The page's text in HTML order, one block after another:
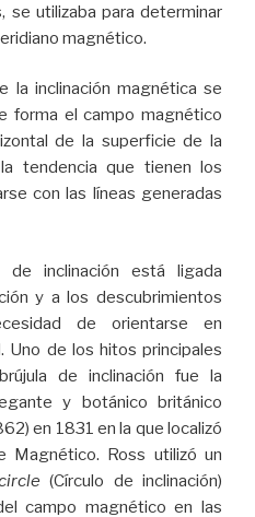
se utilizaba para determinar
magnético.
la inclinación magnética se
forma el campo magnético
de la superficie de la
tendencia que tienen los
con las líneas generadas
inclinación está ligada
y a los descubrimientos
de orientarse en
Uno de los hitos principales
de inclinación fue la
y botánico británico
en 1831 en la que localizó
Magnético. Ross utilizó un
(Círculo de inclinación)
campo magnético en las